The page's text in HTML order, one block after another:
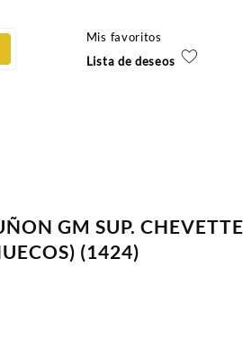
Mis favoritos
Lista de deseos
GM SUP.
(1424)